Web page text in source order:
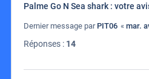
Palme Go N Sea shark : votre
Dernier message par PIT06 « mar.
Réponses : 14